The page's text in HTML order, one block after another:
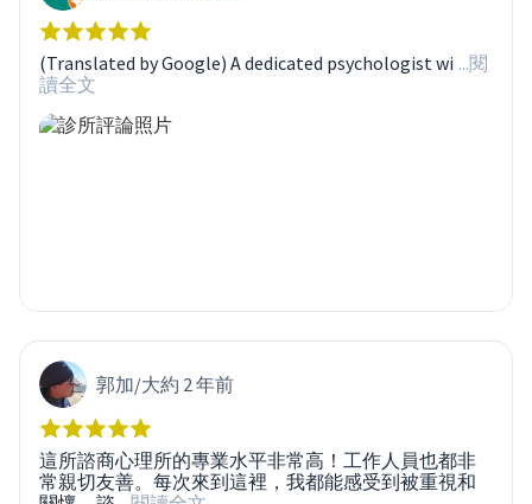
(Translated by Google) A dedicated psychologist wi ...閱
讀全文
郭加/大約 2 年前
這所諮商心理所的專業水平非常高！工作人員也都非
常親切友善。每次來到這裡，我都能感受到被重視和